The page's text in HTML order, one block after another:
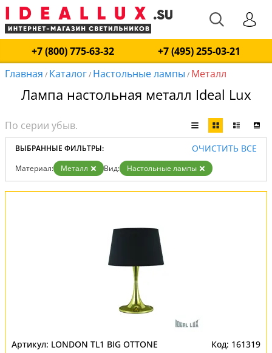
+7 (800) 775-63-32
+7 (495) 255-03-21
Главная / Каталог/ Настольные лампы / Металл
Лампа настольная металл Ideal Lux
ВЫБРАННЫЕ ФИЛЬТРЫ: ОЧИСТИТЬ ВСЕ
Материал: Металл Вид: Настольные лампы
LONDON TL1 BIG OTTONE 161319